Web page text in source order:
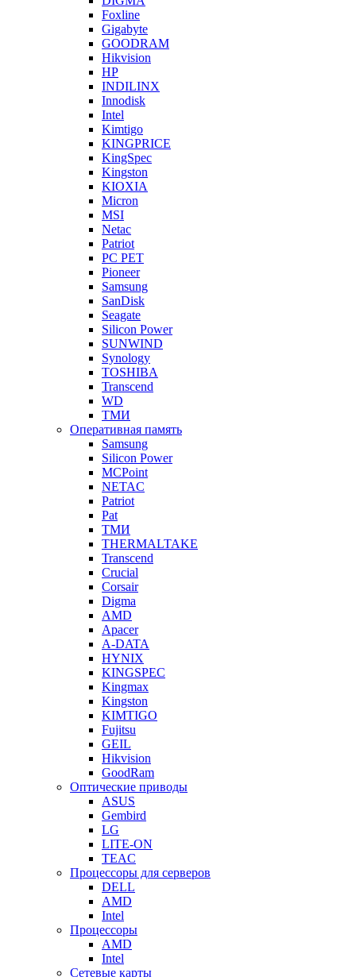
Foxline
Gigabyte
GOODRAM
Hikvision
HP
INDILINX
Innodisk
Intel
Kimtigo
KINGPRICE
KingSpec
Kingston
KIOXIA
Micron
MSI
Netac
Patriot
PC PET
Pioneer
Samsung
SanDisk
Seagate
Silicon Power
SUNWIND
Synology
TOSHIBA
Transcend
WD
ТМИ
Оперативная память
Samsung
Silicon Power
MCPoint
NETAC
Patriot
Pat
ТМИ
THERMALTAKE
Transcend
Crucial
Corsair
Digma
AMD
Apacer
A-DATA
HYNIX
KINGSPEC
Kingmax
Kingston
KIMTIGO
Fujitsu
GEIL
Hikvision
GoodRam
Оптические приводы
ASUS
Gembird
LG
LITE-ON
TEAC
Процессоры для серверов
DELL
AMD
Intel
Процессоры
AMD
Intel
Сетевые карты